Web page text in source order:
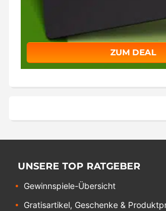
ZUM DEAL
UNSERE TOP RATGEBER
Gewinnspiele-Übersicht
Gratisartikel, Geschenke &